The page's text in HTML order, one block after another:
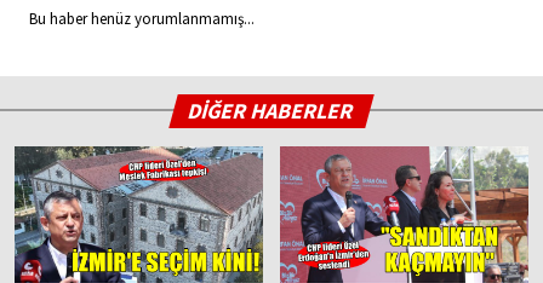
Bu haber henüz yorumlanmamış...
DİĞER HABERLER